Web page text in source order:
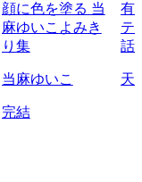
顔に色を塗る 当
麻ゆいこよみき
り集
当麻ゆいこ
完結
有
テ
話
天